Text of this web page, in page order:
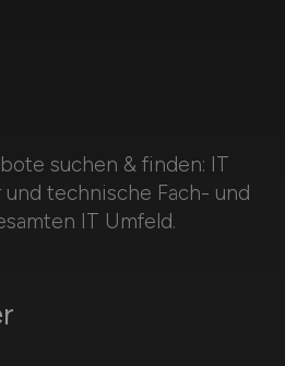
suchen & finden: IT
technische Fach- und
IT Umfeld.